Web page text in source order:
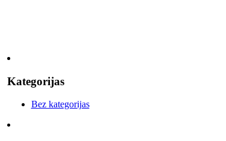
Kategorijas
Bez kategorijas